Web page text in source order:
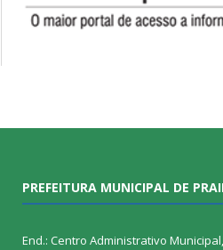
PREFEITURA MUNICIPAL DE
End.: Centro Administrativo Municipal,